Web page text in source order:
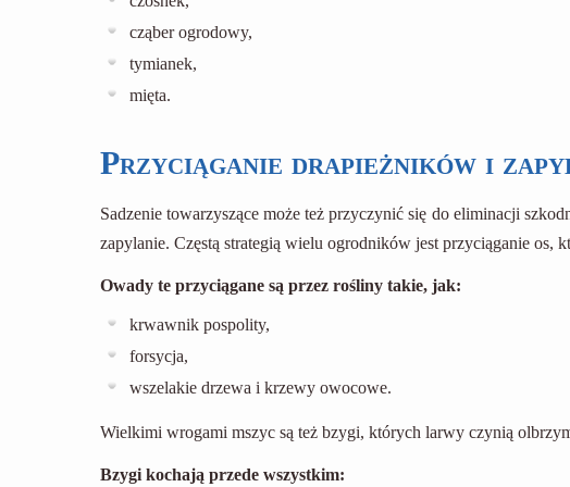
cząber ogrodowy,
tymianek,
mięta.
Przyciąganie drapieżników i
Sadzenie towarzyszące może też przyczynić się do eliminacji
zapylanie. Częstą strategią wielu ogrodników jest przyciąganie os,
Owady te przyciągane są przez rośliny takie, jak:
krwawnik pospolity,
forsycja,
wszelakie drzewa i krzewy owocowe.
Wielkimi wrogami mszyc są też bzygi, których larwy czynią
Bzygi kochają przede wszystkim: